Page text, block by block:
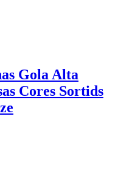
Gola Alta
Cores Sortids